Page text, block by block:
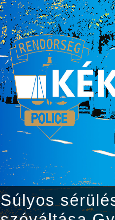
Súlyos